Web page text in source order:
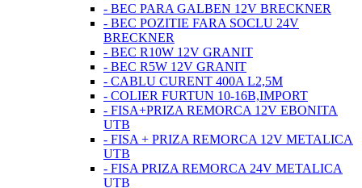
- BEC PARA GALBEN 12V BRECKNER
- BEC POZITIE FARA SOCLU 24V
BRECKNER
- BEC R10W 12V GRANIT
- BEC R5W 12V GRANIT
- CABLU CURENT 400A L2,5M
- COLIER FURTUN 10-16B,IMPORT
- FISA+PRIZA REMORCA 12V EBONITA
UTB
- FISA + PRIZA REMORCA 12V METALICA
UTB
- FISA PRIZA REMORCA 24V METALICA
UTB